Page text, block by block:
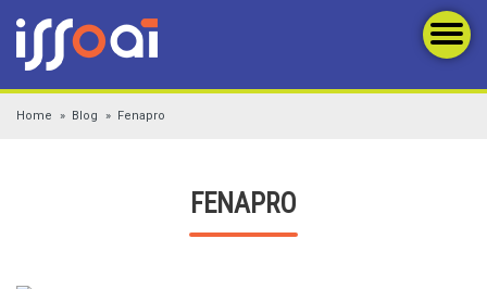
Home Blog Fenapro
FENAPRO